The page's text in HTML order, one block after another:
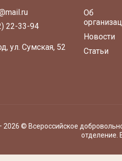
22-33-94
ул. Сумская, 52
Об
Новости
Статьи
2026 © Всероссийское
отделение.